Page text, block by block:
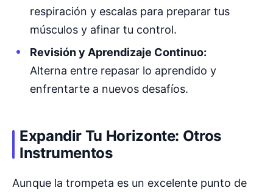
respiración y escalas para preparar tus
músculos y afinar tu control.
Revisión y Aprendizaje Continuo:
Alterna entre repasar lo aprendido y
enfrentarte a nuevos desafíos.
Expandir Tu Horizonte: Otros
Instrumentos
Aunque la trompeta es un excelente punto de